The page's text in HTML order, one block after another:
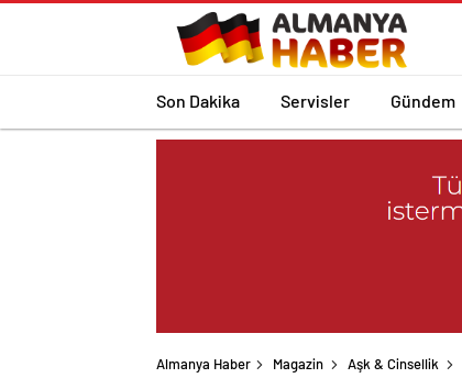
Son Dakika Servisler Gündem
Almanya Haber Magazin Aşk & Cinsellik